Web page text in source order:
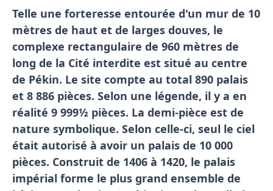
Telle une forteresse entourée d'un mur de 10
mètres de haut et de larges douves, le
complexe rectangulaire de 960 mètres de
long de la Cité interdite est situé au centre
de Pékin. Le site compte au total 890 palais
et 8 886 pièces. Selon une légende, il y a en
réalité 9 999½ pièces. La demi-pièce est de
nature symbolique. Selon celle-ci, seul le ciel
était autorisé à avoir un palais de 10 000
pièces. Construit de 1406 à 1420, le palais
impérial forme le plus grand ensemble de